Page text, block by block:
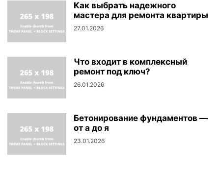
Как выбрать надежного
мастера для ремонта квартиры
27.01.2026
Что входит в комплексный
ремонт под ключ?
26.01.2026
Бетонирование фундаментов —
от а до я
23.01.2026